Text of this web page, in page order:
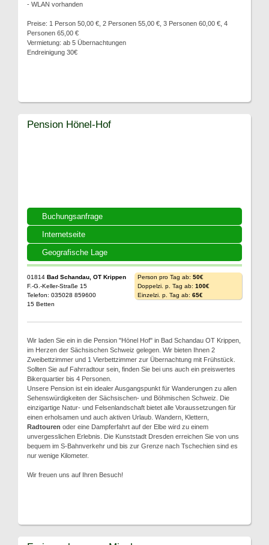
- WLAN vorhanden
Preise: 1 Person 50,00 €, 2 Personen 55,00 €, 3 Personen 60,00 €, 4
Personen 65,00 €
Vermietung: ab 5 Übernachtungen
Endreinigung 30€
Buchungsanfrage
Internetseite
Geografische Lage
Pension Hönel-Hof
01814 Bad Schandau, OT Krippen
F.-G.-Keller-Straße 15
Telefon: 035028 859600
15 Betten
Person pro Tag ab: 50€
Doppelzi. p. Tag ab: 100€
Einzelzi. p. Tag ab: 65€
Wir laden Sie ein in die Pension "Hönel Hof" in Bad Schandau OT Krippen,
im Herzen der Sächsischen Schweiz gelegen. Wir bieten Ihnen 2
Zweibettzimmer und 1 Vierbettzimmer zur Übernachtung mit Frühstück.
Sollten Sie auf Fahrradtour sein, finden Sie bei uns auch ein preiswertes
Bikerquartier bis 4 Personen.
Unsere Pension ist ein idealer Ausgangspunkt für Wanderungen zu allen
Sehenswürdigkeiten der Sächsischen- und Böhmischen Schweiz. Die
einzigartige Natur- und Felsenlandschaft bietet alle Voraussetzungen für
einen erholsamen und auch aktiven Urlaub. Wandern, Klettern,
Radtouren oder eine Dampferfahrt auf der Elbe wird zu einem
unvergesslichen Erlebnis. Die Kunststadt Dresden erreichen Sie von uns
bequem im S-Bahnverkehr und bis zur Grenze nach Tschechien sind es
nur wenige Kilometer.
Wir freuen uns auf Ihren Besuch!